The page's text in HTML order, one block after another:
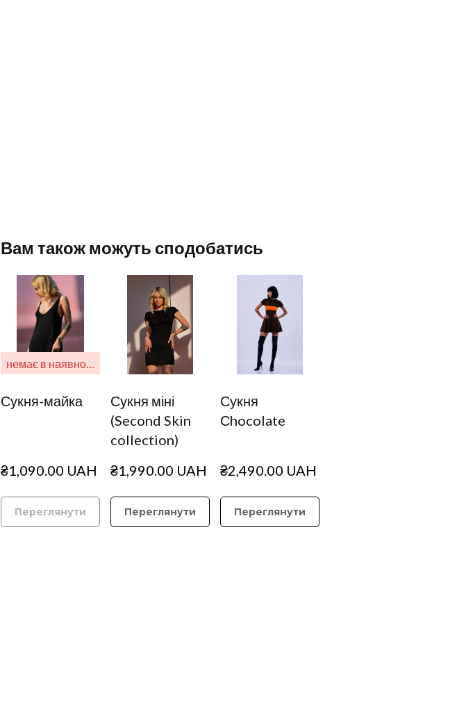
Вам також можуть сподобатись
немає в наявности
Сукня-майка
₴1,090.00 UAH
Переглянути
Сукня міні
(Second Skin
collection)
₴1,990.00 UAH
Переглянути
Сукня
Сhocolate
₴2,490.00 UAH
Переглянути